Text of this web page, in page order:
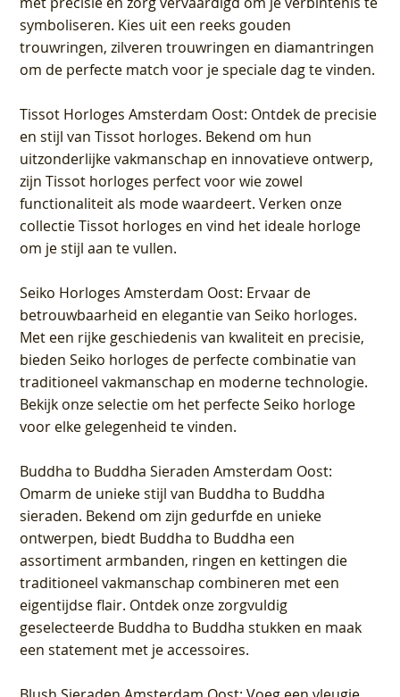
symboliseren. Kies uit een reeks gouden
trouwringen, zilveren trouwringen en diamantringen
om de perfecte match voor je speciale dag te vinden.
Tissot Horloges Amsterdam Oost: Ontdek de precisie
en stijl van Tissot horloges. Bekend om hun
uitzonderlijke vakmanschap en innovatieve ontwerp,
zijn Tissot horloges perfect voor wie zowel
functionaliteit als mode waardeert. Verken onze
collectie Tissot horloges en vind het ideale horloge
om je stijl aan te vullen.
Seiko Horloges Amsterdam Oost: Ervaar de
betrouwbaarheid en elegantie van Seiko horloges.
Met een rijke geschiedenis van kwaliteit en precisie,
bieden Seiko horloges de perfecte combinatie van
traditioneel vakmanschap en moderne technologie.
Bekijk onze selectie om het perfecte Seiko horloge
voor elke gelegenheid te vinden.
Buddha to Buddha Sieraden Amsterdam Oost:
Omarm de unieke stijl van Buddha to Buddha
sieraden. Bekend om zijn gedurfde en unieke
ontwerpen, biedt Buddha to Buddha een
assortiment armbanden, ringen en kettingen die
traditioneel vakmanschap combineren met een
eigentijdse flair. Ontdek onze zorgvuldig
geselecteerde Buddha to Buddha stukken en maak
een statement met je accessoires.